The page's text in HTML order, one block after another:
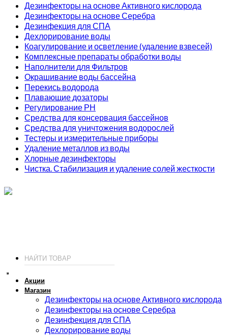
Дезинфекторы на основе Активного кислорода
Дезинфекторы на основе Серебра
Дезинфекция для СПА
Дехлорирование воды
Коагулирование и осветление (удаление взвесей)
Комплексные препараты обработки воды
Наполнители для Фильтров
Окрашивание воды бассейна
Перекись водорода
Плавающие дозаторы
Регулирование РН
Средства для консервация бассейнов
Средства для уничтожения водорослей
Тестеры и измерительные приборы
Удаление металлов из воды
Хлорные дезинфекторы
Чистка. Стабилизация и удаление солей жесткости
Акции
Магазин
Дезинфекторы на основе Активного кислорода
Дезинфекторы на основе Серебра
Дезинфекция для СПА
Дехлорирование воды